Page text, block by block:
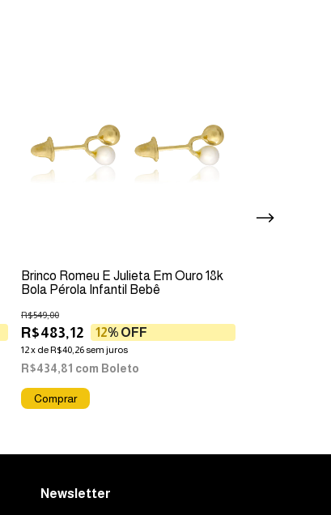
Brinco Romeu E Julieta Em Ouro 18k
Bola Pérola Infantil Bebê
R$483,12
R$549,00
12% OFF
12x deR$40,26sem juros
R$434,81 com Boleto
Newsletter